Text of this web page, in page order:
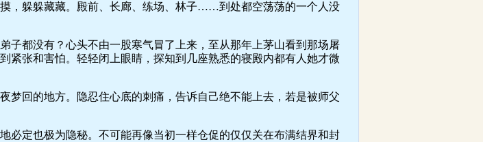
，躲躲藏藏。殿前、长廊、练场、林子……到处都空荡荡的一个人没
都没有？心头不由一股寒气冒了上来，至从那年上茅山看到那场屠
紧张和害怕。轻轻闭上眼睛，探知到几座熟悉的寝殿内都有人她才微
回的地方。隐忍住心底的刺痛，告诉自己绝不能上去，若是被师父
定也极为隐秘。不可能再像当初一样仓促的仅仅关在布满结界和封